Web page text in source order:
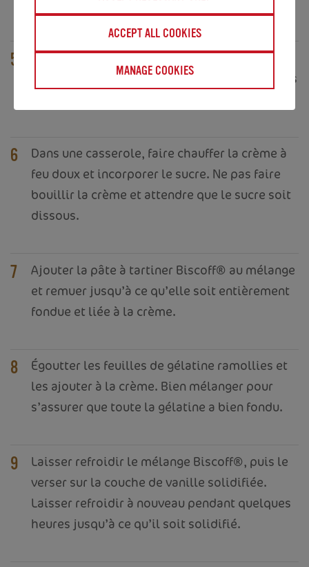
5
Lorsque la couche de vanille est ferme,
préparer la couche Biscoff®. Faire tremper les
6
Dans une casserole, faire chauffer la crème à
feu doux et incorporer le sucre. Ne pas faire
bouillir la crème et attendre que le sucre soit
dissous.
7
Ajouter la pâte à tartiner Biscoff® au mélange
et remuer jusqu’à ce qu’elle soit entièrement
fondue et liée à la crème.
8
Égoutter les feuilles de gélatine ramollies et
les ajouter à la crème. Bien mélanger pour
s’assurer que toute la gélatine a bien fondu.
9
Laisser refroidir le mélange Biscoff®, puis le
verser sur la couche de vanille solidifiée.
Laisser refroidir à nouveau pendant quelques
heures jusqu’à ce qu’il soit solidifié.
ACCEPT ALL COOKIES
MANAGE COOKIES